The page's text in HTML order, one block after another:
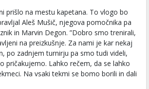
prišlo na mestu kapetana. To vlogo bo
Aleš Mušič, njegova pomočnika pa
in Marvin Degon. ”Dobro smo trenirali,
na preizkušnje. Za nami je kar nekaj
po zadnjem turnirju pa smo tudi videli,
pričakujemo. Lahko rečem, da se lahko
Na vsaki tekmi se bomo borili in dali